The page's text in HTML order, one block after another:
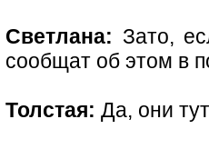
Светлана: Зато,
сообщат об этом в
Толстая: Да, они